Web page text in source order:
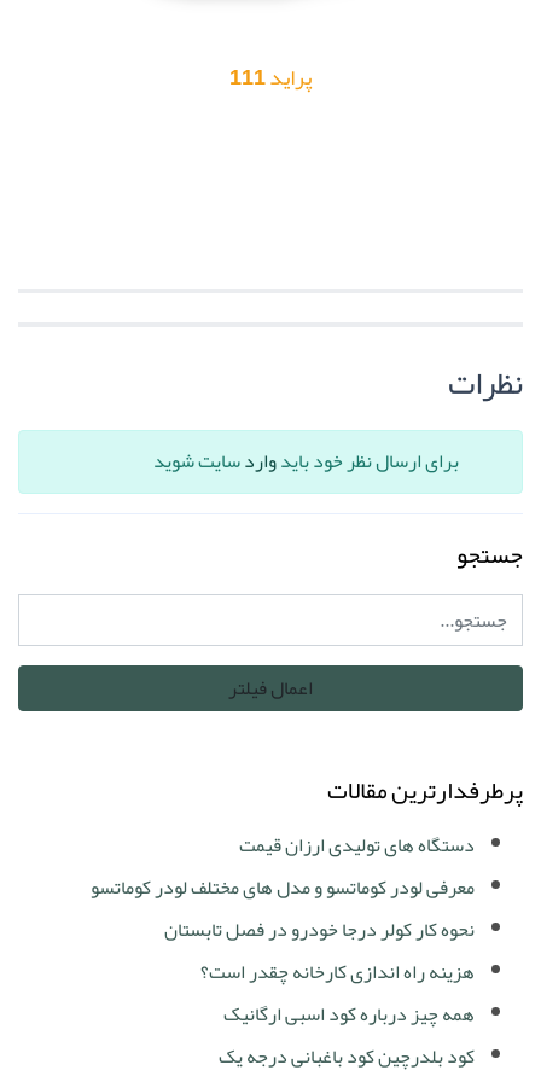
پراید 111
نظرات
برای ارسال نظر خود بایدواردسایت شوید
جستجو
پرطرفدارترین مقالات
دستگاه های تولیدی ارزان قیمت
معرفی لودر کوماتسو و مدل های مختلف لودر کوماتسو
نحوه کار کولر درجا خودرو در فصل تابستان
هزینه راه اندازی کارخانه چقدر است؟
همه چیز درباره کود اسبی ارگانیک
کود بلدرچین کود باغبانی درجه یک